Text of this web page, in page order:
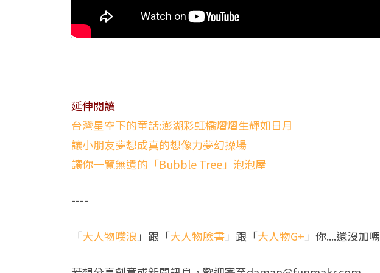
延伸閱讀
台灣星空下的童話:澎湖彩虹橋熠熠生輝如日月
讓小朋友夢想成真的想像力夢幻操場
讓你一覽無遺的「Bubble Tree」泡泡屋
----
「大人物噗浪」跟「大人物臉書」跟「大人物G+」你....還沒加